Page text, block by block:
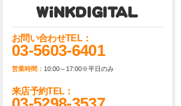
お問い合わせTEL：
03-5603-6401
営業時間： 10:00～17:00※平日のみ
来店予約TEL：